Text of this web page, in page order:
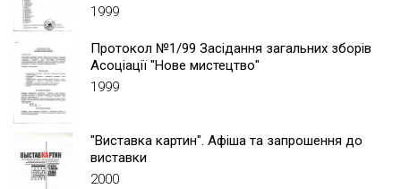
1999
Протокол №1/99 Засідання загальних зборів
Асоціації "Нове мистецтво"
1999
"Виставка картин". Афіша та запрошення до
виставки
2000